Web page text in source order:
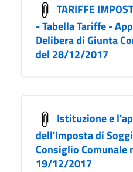
TARIFFE
- Tabella Tariffe -
Delibera di Giunta
del 28/12/2017
Istituzione e
dell'Imposta di
Consiglio Comunale
19/12/2017